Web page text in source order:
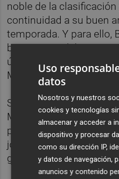
noble de la
continuidad a su buen
temporada. Y para ello,
buscar a un delantero
único puro que tiene en
Mayoral.
Sin Adrián Liso,
Mundial sub-20, el
podría ser Álex Sancris,
jornada. Abu Kamara,
gran nivel y Bordalás
Uso
datos
Nosotros y nuestros
cookies y tecnologías
almacenar y acceder a
dispositivo y procesar
como su dirección IP,
y datos de navegación,
anuncios y contenido